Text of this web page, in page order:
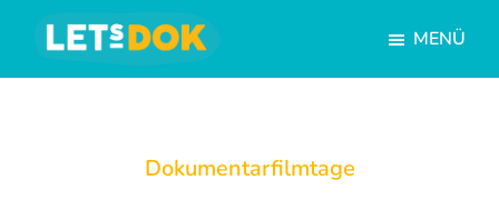
LETsDOK
Deutschlandweite
MENÜ
Dokumentarfilmtage